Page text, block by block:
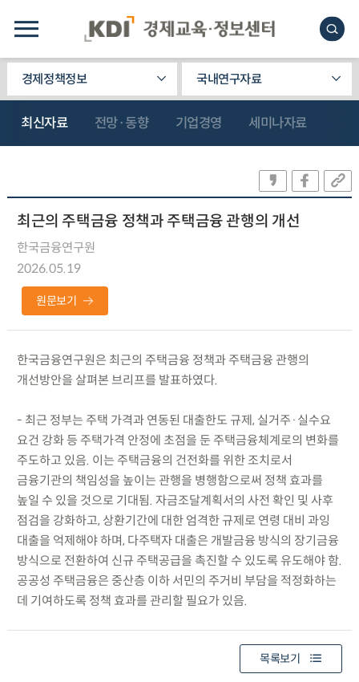
경제정책정보 국내연구자료
최신자료 전망·동향 기업경영 세미나자료
최근의 주택금융 정책과 주택금융 관행의 개선
한국금융연구원
2026.05.19
원문보기
한국금융연구원은 최근의 주택금융 정책과 주택금융 관행의
개선방안을 살펴본 브리프를 발표하였다.
- 최근 정부는 주택 가격과 연동된 대출한도 규제, 실거주·실수요
요건 강화 등 주택가격 안정에 초점을 둔 주택금융체계로의 변화를
주도하고 있음. 이는 주택금융의 건전화를 위한 조치로서
금융기관의 책임성을 높이는 관행을 병행함으로써 정책 효과를
높일 수 있을 것으로 기대됨. 자금조달계획서의 사전 확인 및 사후
점검을 강화하고, 상환기간에 대한 엄격한 규제로 연령 대비 과잉
대출을 억제해야 하며, 다주택자 대출은 개발금융 방식의 장기금융
방식으로 전환하여 신규 주택공급을 촉진할 수 있도록 유도해야 함.
공공성 주택금융은 중산층 이하 서민의 주거비 부담을 적정화하는
데 기여하도록 정책 효과를 관리할 필요가 있음.
목록보기